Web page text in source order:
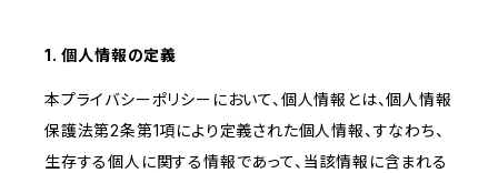
1. 個人情報の定義
本プライバシーポリシーにおいて、個人情報とは、個人情報
保護法第2条第1項により定義された個人情報、すなわち、
生存する個人に関する情報であって、当該情報に含まれる